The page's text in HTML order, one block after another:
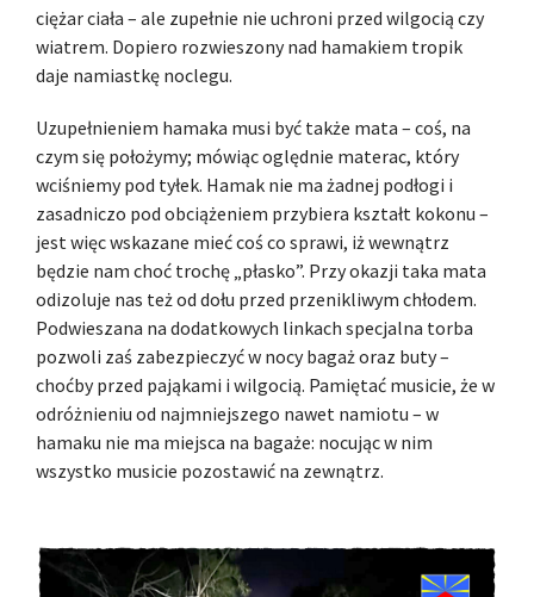
ciężar ciała – ale zupełnie nie uchroni przed wilgocią czy
wiatrem. Dopiero rozwieszony nad hamakiem tropik
daje namiastkę noclegu.
Uzupełnieniem hamaka musi być także mata – coś, na
czym się położymy; mówiąc oględnie materac, który
wciśniemy pod tyłek. Hamak nie ma żadnej podłogi i
zasadniczo pod obciążeniem przybiera kształt kokonu –
jest więc wskazane mieć coś co sprawi, iż wewnątrz
będzie nam choć trochę „płasko”. Przy okazji taka mata
odizoluje nas też od dołu przed przenikliwym chłodem.
Podwieszana na dodatkowych linkach specjalna torba
pozwoli zaś zabezpieczyć w nocy bagaż oraz buty –
choćby przed pająkami i wilgocią. Pamiętać musicie, że w
odróżnieniu od najmniejszego nawet namiotu – w
hamaku nie ma miejsca na bagaże: nocując w nim
wszystko musicie pozostawić na zewnątrz.